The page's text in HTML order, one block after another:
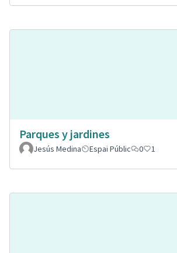
Parques y jardines
Jesús Medina
Espai Públic 0 1